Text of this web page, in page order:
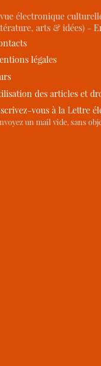
électronique
arts & idées) -
légales
des articles et
vous à la Lettre
un mail vide, sans